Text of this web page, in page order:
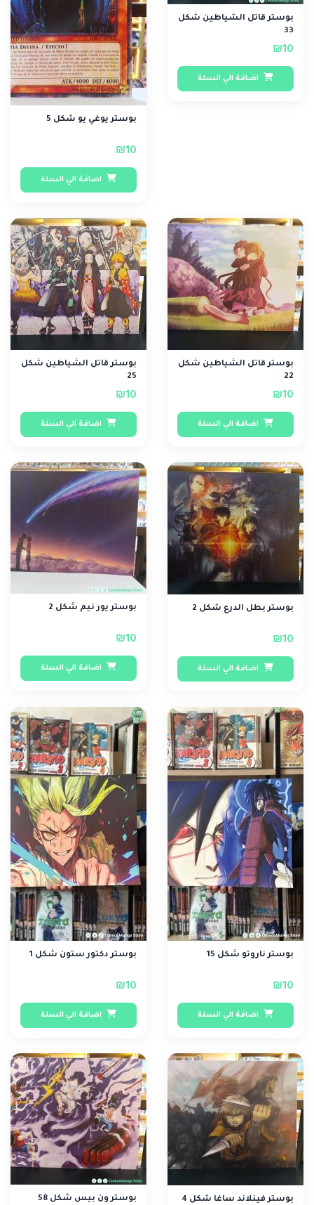
بوستر قاتل الشياطين شكل
33
₪10
اضافة الي السلة
بوستر يوغي يو شكل 5
₪10
اضافة الي السلة
بوستر قاتل الشياطين شكل
22
₪10
اضافة الي السلة
بوستر قاتل الشياطين شكل
25
₪10
اضافة الي السلة
بوستر بطل الدرع شكل 2
₪10
اضافة الي السلة
بوستر يور نيم شكل 2
₪10
اضافة الي السلة
بوستر ناروتو شكل 15
₪10
اضافة الي السلة
بوستر دكتور ستون شكل 1
₪10
اضافة الي السلة
بوستر فينلاند ساغا شكل 4 بوستر ون بيس شكل 58